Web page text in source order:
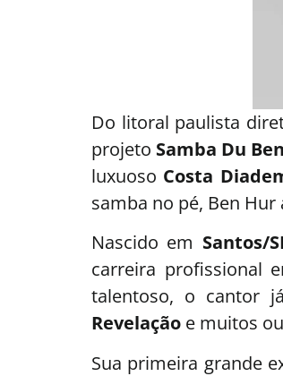
Do litoral paulista
projeto Samba Du Ben
luxuoso Costa
samba no pé, Ben
Nascido em Santos/
carreira profissional
talentoso, o cantor
Revelação e muitos
Sua primeira grande